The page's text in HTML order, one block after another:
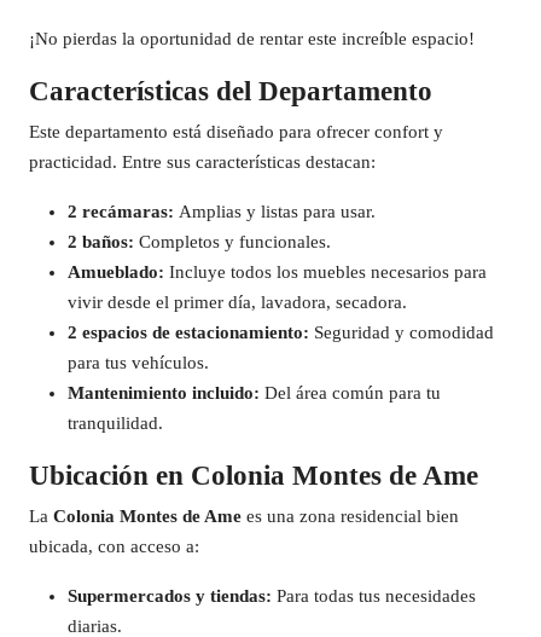
¡No pierdas la oportunidad de rentar este increíble espacio!
Características del Departamento
Este departamento está diseñado para ofrecer confort y
practicidad. Entre sus características destacan:
2 recámaras: Amplias y listas para usar.
2 baños: Completos y funcionales.
Amueblado: Incluye todos los muebles necesarios para
vivir desde el primer día, lavadora, secadora.
2 espacios de estacionamiento: Seguridad y comodidad
para tus vehículos.
Mantenimiento incluido: Del área común para tu
tranquilidad.
Ubicación en Colonia Montes de Ame
La Colonia Montes de Ame es una zona residencial bien
ubicada, con acceso a:
Supermercados y tiendas: Para todas tus necesidades
diarias.